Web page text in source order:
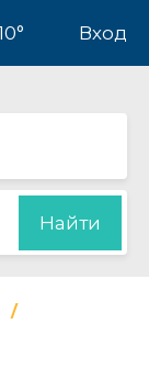
Вход
Найти